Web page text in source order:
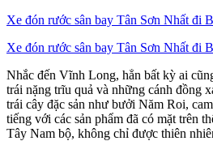
Xe đón rước sân bay Tân Sơn Nhất đi
Xe đón rước sân bay Tân Sơn Nhất đi
Nhắc đến Vĩnh Long, hẳn bất kỳ ai
trái nặng trĩu quả và những cánh đồng
trái cây đặc sản như bưởi Năm Roi,
tiếng với các sản phẩm đã có mặt trên
Tây Nam bộ, không chỉ được thiên